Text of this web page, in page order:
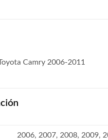
Camry 2006-2011
2006, 2007, 2008, 2009,